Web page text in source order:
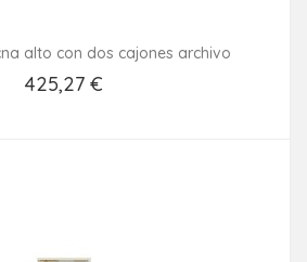
alto con dos cajones archivo
425,27 €